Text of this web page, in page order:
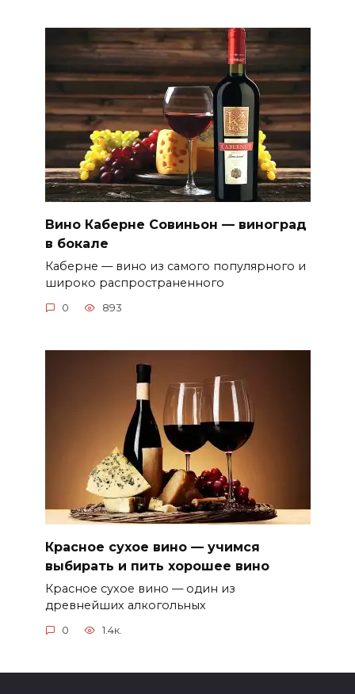
Вино Каберне Совиньон — виноград
в бокале
Каберне — вино из самого популярного и
широко распространенного
0 893
Красное сухое вино — учимся
выбирать и пить хорошее вино
Красное сухое вино — один из
древнейших алкогольных
0 1.4к.